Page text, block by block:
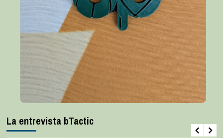
La entrevista bTactic